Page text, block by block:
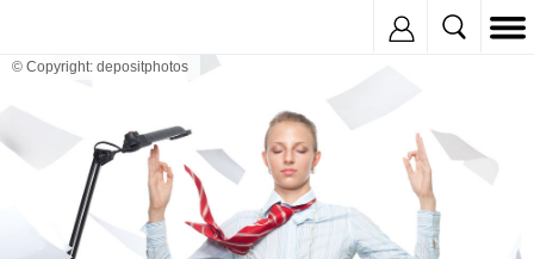
© Copyright: depositphotos